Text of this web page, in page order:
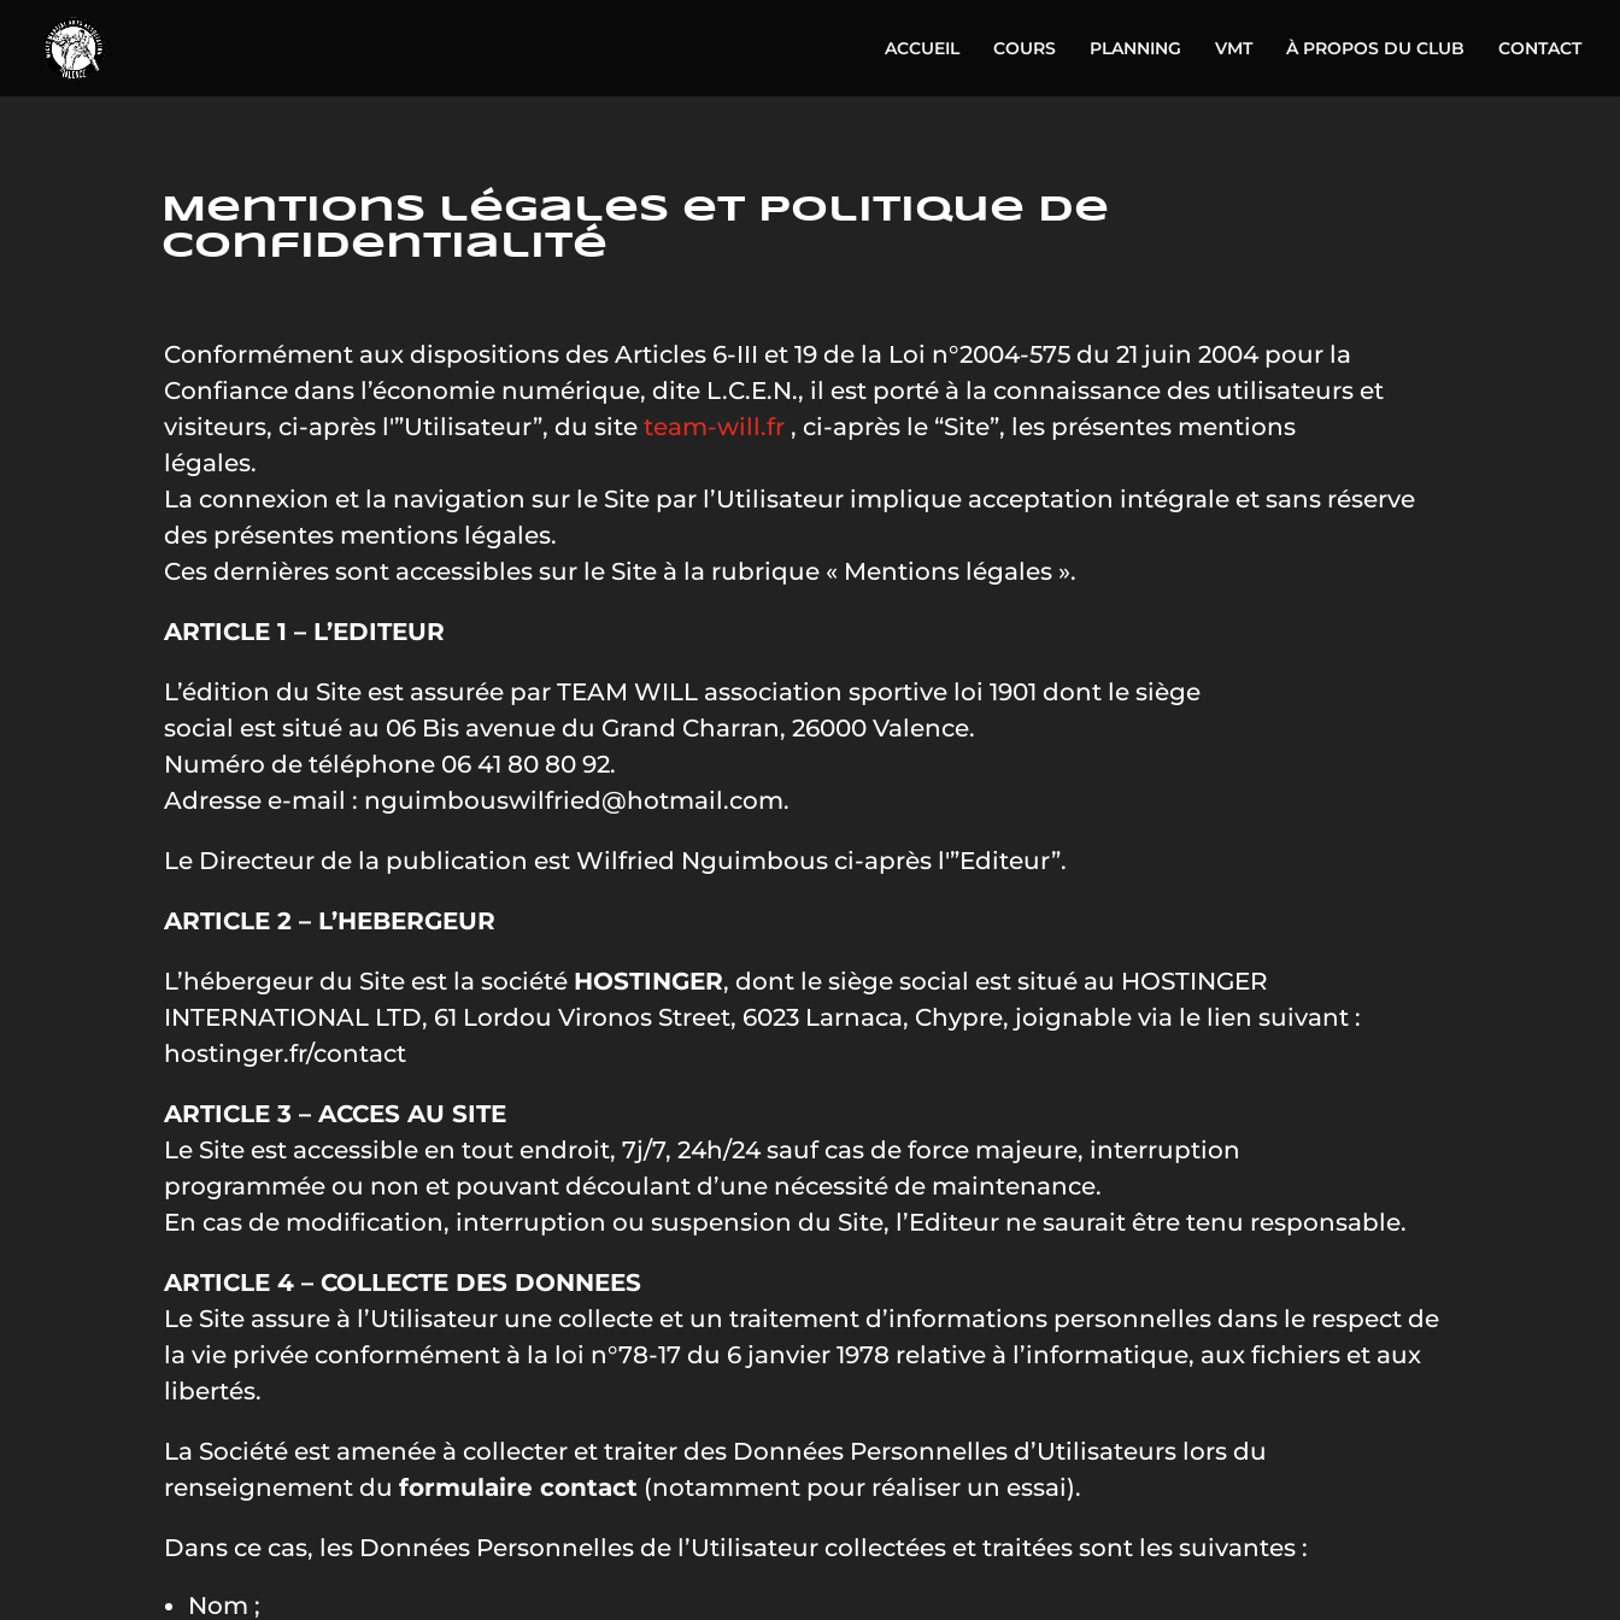
ACCUEIL COURS PLANNING VMT À PROPOS DU CLUB CONTACT
Mentions légales et politique de
confidentialité
Conformément aux dispositions des Articles 6-III et 19 de la Loi n°2004-575 du 21 juin 2004 pour la
Confiance dans l’économie numérique, dite L.C.E.N., il est porté à la connaissance des utilisateurs et
visiteurs, ci-après l'”Utilisateur”, du site team-will.fr, ci-après le “Site”, les présentes mentions
légales.
La connexion et la navigation sur le Site par l’Utilisateur implique acceptation intégrale et sans réserve
des présentes mentions légales.
Ces dernières sont accessibles sur le Site à la rubrique « Mentions légales ».
ARTICLE 1 – L’EDITEUR
L’édition du Site est assurée par TEAM WILL association sportive loi 1901 dont le siège
social est situé au 06 Bis avenue du Grand Charran, 26000 Valence.
Numéro de téléphone 06 41 80 80 92.
Adresse e-mail : nguimbouswilfried@hotmail.com.
Le Directeur de la publication est Wilfried Nguimbous ci-après l'”Editeur”.
ARTICLE 2 – L’HEBERGEUR
L’hébergeur du Site est la société HOSTINGER, dont le siège social est situé au HOSTINGER
INTERNATIONAL LTD, 61 Lordou Vironos Street, 6023 Larnaca, Chypre, joignable via le lien suivant :
hostinger.fr/contact
ARTICLE 3 – ACCES AU SITE
Le Site est accessible en tout endroit, 7j/7, 24h/24 sauf cas de force majeure, interruption
programmée ou non et pouvant découlant d’une nécessité de maintenance.
En cas de modification, interruption ou suspension du Site, l’Editeur ne saurait être tenu responsable.
ARTICLE 4 – COLLECTE DES DONNEES
Le Site assure à l’Utilisateur une collecte et un traitement d’informations personnelles dans le respect de
la vie privée conformément à la loi n°78-17 du 6 janvier 1978 relative à l’informatique, aux fichiers et aux
libertés.
La Société est amenée à collecter et traiter des Données Personnelles d’Utilisateurs lors du
renseignement du formulaire contact (notamment pour réaliser un essai).
Dans ce cas, les Données Personnelles de l’Utilisateur collectées et traitées sont les suivantes :
Nom ;